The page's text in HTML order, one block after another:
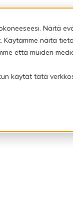
Näitä
näitä
että muiden
käytät tätä